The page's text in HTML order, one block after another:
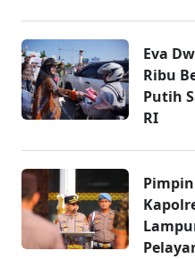
Eva
Ribu
Putih
RI